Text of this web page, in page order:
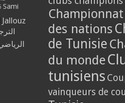
Sami
des nations
de Tunisie
du monde
tunisiens
vainqueurs de